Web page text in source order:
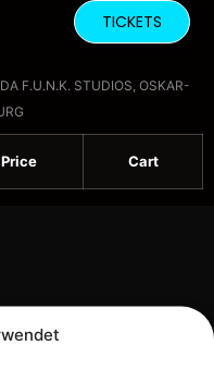
TICKETS
DA F.U.N.K. STUDIOS, OSKAR-
Price Cart